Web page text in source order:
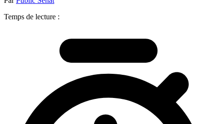
Temps de lecture :